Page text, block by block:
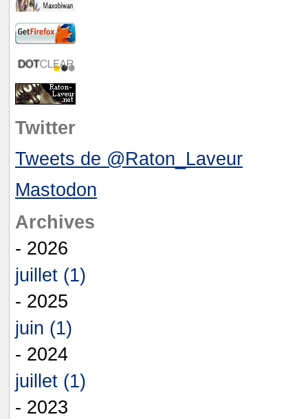
Twitter
Tweets de @Raton_Laveur
Mastodon
Archives
- 2026
juillet (1)
- 2025
juin (1)
- 2024
juillet (1)
- 2023